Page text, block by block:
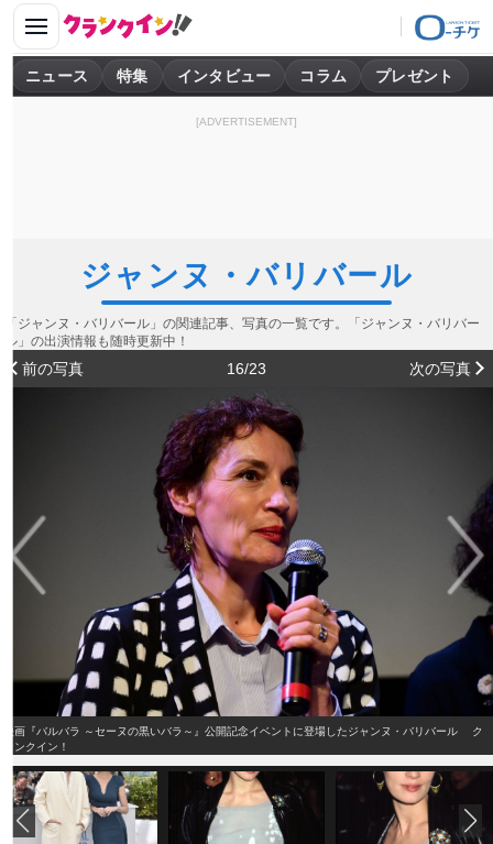
ニュース 特集 インタビュー コラム プレゼント
[ADVERTISEMENT]
ジャンヌ・バリバール
「ジャンヌ・バリバール」の関連記事、写真の一覧です。「ジャンヌ・バリバー
ル」の出演情報も随時更新中！
前の写真 16/23 次の写真
映画『バルバラ ～セーヌの黒いバラ～』公開記念イベントに登場したジャンヌ・バリバール ク
ランクイン！